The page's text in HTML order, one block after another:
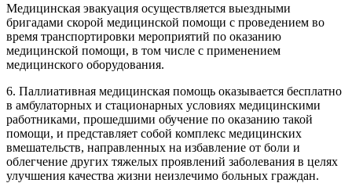
Медицинская эвакуация осуществляется выездными
бригадами скорой медицинской помощи с проведением во
время транспортировки мероприятий по оказанию
медицинской помощи, в том числе с применением
медицинского оборудования.
6. Паллиативная медицинская помощь оказывается бесплатно
в амбулаторных и стационарных условиях медицинскими
работниками, прошедшими обучение по оказанию такой
помощи, и представляет собой комплекс медицинских
вмешательств, направленных на избавление от боли и
облегчение других тяжелых проявлений заболевания в целях
улучшения качества жизни неизлечимо больных граждан.